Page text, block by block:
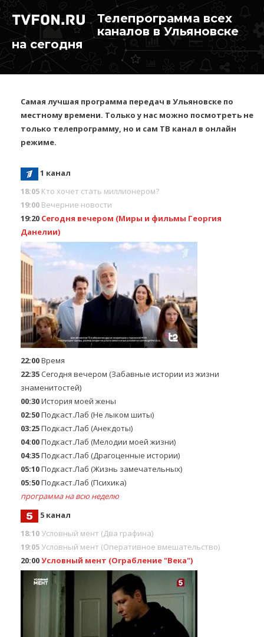
Телепрограмма всех
каналов в Ульяновске
на сегодня
Самая лучшая программа передач в Ульяновске по
местному времени. Только у нас можно посмотреть не
только телепрограмму, но и сам ТВ канал в онлайн
режиме.
1 канал
18:05 Кто хочет стать миллионером?
19:00 Вечерние новости
19:20 Сегодня вечером (Миры и фильмы Георгия
Данелии)
22:00Время
22:35Сегодня вечером (Забавные истории из жизни
знаменитостей)
00:30История моей жены
02:50Подкаст.Лаб (Не лыком шиты)
03:25Подкаст.Лаб (Анекдоты)
04:00Подкаст.Лаб (Мелодии моей жизни)
04:35Подкаст.Лаб (Драгоценные истории)
05:10Подкаст.Лаб (Жизнь замечательных)
05:50Подкаст.Лаб (Психика)
программа на всю неделю
5 канал
18:10 Условный мент (Два графина)
19:05 Условный мент (Оперативное вмешательство)
20:00Условный мент (Ограбление "Века")